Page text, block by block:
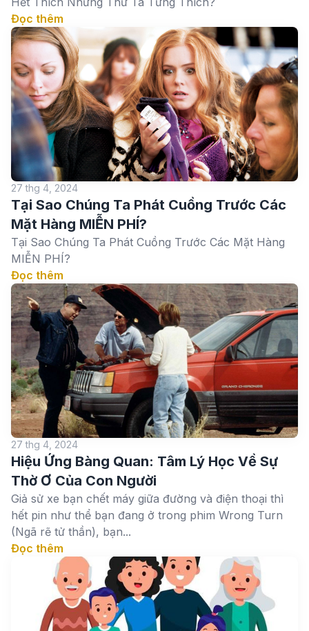
Đọc thêm
27 thg 4, 2024
Tại Sao Chúng Ta Phát Cuồng Trước Các
Mặt Hàng MIỄN PHÍ?
Tại Sao Chúng Ta Phát Cuồng Trước Các Mặt Hàng
MIỄN PHÍ?
Đọc thêm
27 thg 4, 2024
Hiệu Ứng Bàng Quan: Tâm Lý Học Về Sự
Thờ Ơ Của Con Người
Giả sử xe bạn chết máy giữa đường và điện thoại thì
hết pin như thể bạn đang ở trong phim Wrong Turn
(Ngã rẽ tử thần), bạn...
Đọc thêm